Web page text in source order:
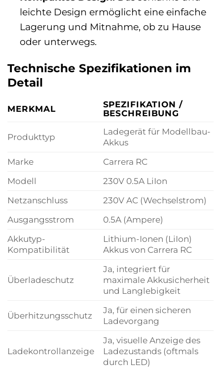
leichte Design ermöglicht eine einfache
Lagerung und Mitnahme, ob zu Hause
oder unterwegs.
Technische Spezifikationen im
Detail
MERKMAL
SPEZIFIKATION /
BESCHREIBUNG
Produkttyp
Ladegerät für Modellbau-
Akkus
Marke
Carrera RC
Modell
230V 0.5A LiIon
Netzanschluss
230V AC (Wechselstrom)
Ausgangsstrom
0.5A (Ampere)
Akkutyp-
Kompatibilität
Lithium-Ionen (LiIon)
Akkus von Carrera RC
Überladeschutz
Ja, integriert für
maximale Akkusicherheit
und Langlebigkeit
Überhitzungsschutz
Ja, für einen sicheren
Ladevorgang
Ladekontrollanzeige
Ja, visuelle Anzeige des
Ladezustands (oftmals
durch LED)